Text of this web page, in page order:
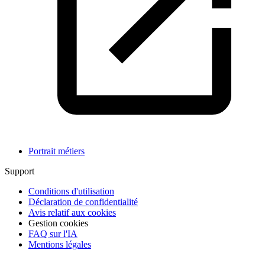
Portrait métiers
Support
Conditions d'utilisation
Déclaration de confidentialité
Avis relatif aux cookies
Gestion cookies
FAQ sur l'IA
Mentions légales